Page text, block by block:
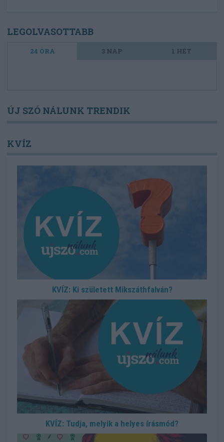
LEGOLVASOTTABB
24 ÓRA 3 NAP 1 HÉT
ÚJ SZÓ NÁLUNK TRENDIK
KVÍZ
KVÍZ: Ki született Mikszáthfalván?
KVÍZ: Tudja, melyik a helyes írásmód?